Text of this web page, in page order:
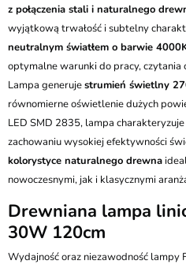
z połączenia stali i naturalnego
wyjątkową trwałość i subtelny
neutralnym światłem o barwie
optymalne warunki do pracy, czytania
Lampa generujestrumień świetlny
równomierne oświetlenie dużych
LED SMD 2835, lampa
zachowaniu wysokiej efektywności
kolorystyce naturalnego drewna
nowoczesnymi, jak i klasycznymi
Drewniana lampa
30W 120cm
Wydajność oraz niezawodność lampy